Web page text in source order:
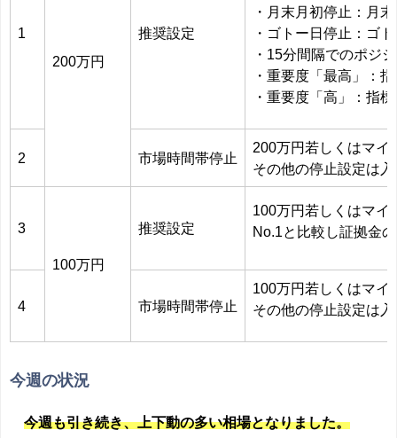
1
200万円
推奨設定
・月末月初停止：月
・ゴトー日停止：ゴ
・15分間隔でのポジ
・重要度「最高」：
・重要度「高」：指
2 市場時間帯停止
200万円若しくはマイ
その他の停止設定は
3
100万円
推奨設定
100万円若しくはマイ
No.1と比較し証拠金
4 市場時間帯停止
100万円若しくはマイ
その他の停止設定は
今週の状況
今週も引き続き、上下動の多い相場となりました。